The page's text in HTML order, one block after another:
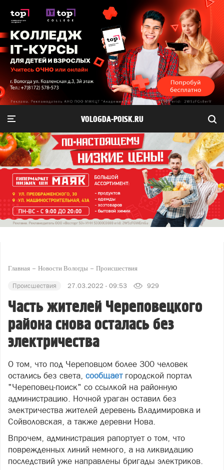
VOLOGDA-POISK.RU
Главная Новости Вологды Происшествия
Происшествия 27.03.2022 - 09:53 929
Часть жителей Череповецкого
района снова осталась без
электричества
О том, что под Череповцом более 300 человек
остались без света, сообщаетгородской портал
"Череповец-поиск" со ссылкой на районную
администрацию. Ночной ураган оставил без
электричества жителей деревень Владимировка и
Сойволовская, а также деревни Нова.
Впрочем, администрация рапортует о том, что
поврежденных линий немного, а на ликвидацию
последствий уже направлены бригады электриков.